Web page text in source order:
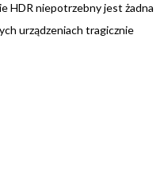
HDR niepotrzebny jest żadna
urządzeniach tragicznie